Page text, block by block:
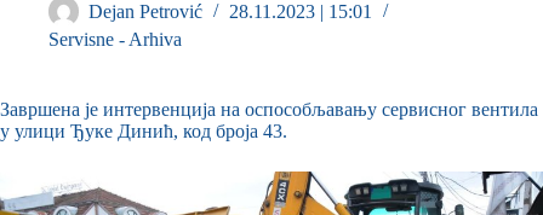
Dejan Petrović
28.11.2023 | 15:01
Servisne - Arhiva
Завршена је интервенција на оспособљавању сервисног вентила
у улици Ђуке Динић, код броја 43.